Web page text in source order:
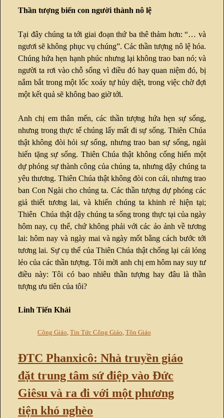
Thần tượng biến con người thành nô lệ
Tại đây chúng ta tới giai đoạn thứ ba thê thảm hơn: “… và
ngươi sẽ không phục vụ chúng”. Các thần tượng nô lệ hóa.
Chúng hứa hẹn hạnh phúc nhưng lại không trao ban nó; và
người ta rơi vào chỗ sống vì điều đó hay quan niệm đó, bị
nắm bắt trong một lốc xoáy tự hủy diệt, trong việc chờ đợi
một kết quả sẽ không bao giờ tới.
Anh chị em thân mến, các thần tượng hứa hẹn sự sống,
nhưng trong thực tế chúng lấy mất đi sự sống. Thiên Chúa
thật không đòi hỏi sự sống, nhưng trao ban sự sống, ngài
hiến tặng sự sống. Thiên Chúa thật không cống hiến một
dự phóng sự thành công của chúng ta, nhưng dậy chúng ta
yêu thương. Thiên Chúa thật không đòi con cái, nhưng trao
ban Con Ngài cho chúng ta. Các thần tượng dự phóng các
giả thiết tương lai, và khiến chúng ta khinh rẻ hiện tại;
Thiên Chúa thật dậy chúng ta sống trong thực tại của ngày
hôm nay, cụ thể, chứ không phải với các ảo ảnh về tương
lai: hôm nay và ngày mai và ngày mốt bằng cách bước tới
tương lai. Sự cụ thể của Thiên Chúa thật chống lại cái lỏng
lẻo của các thần tượng. Tôi mời anh chị em hôm nay suy tư
điều này: Tôi có bao nhiêu thần tượng hay đâu là thần
tượng ưu tiên của tôi?
Linh Tiến Khải
Công Giáo, Tin Tức Công Giáo, Tôn Giáo
ĐTC Phanxicô: Nhà truyền giáo
đặt trung tâm sứ điệp vào Đức
Giêsu và ra đi với một phương
tiện khó nghèo